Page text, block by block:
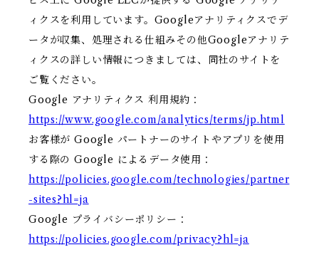
ィクスを利用しています。Googleアナリティクスでデ
ータが収集、処理される仕組みその他Googleアナリテ
ィクスの詳しい情報につきましては、同社のサイトを
ご覧ください。
Google アナリティクス 利用規約：
https://www.google.com/analytics/terms/jp.html
お客様が Google パートナーのサイトやアプリを使用
する際の Google によるデータ使用：
https://policies.google.com/technologies/partner
-sites?hl=ja
Google プライバシーポリシー：
https://policies.google.com/privacy?hl=ja